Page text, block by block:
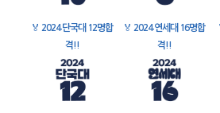
🏅 2024 단국대 12명합
격!!
🏅 2024 연세대 16명합
격!!